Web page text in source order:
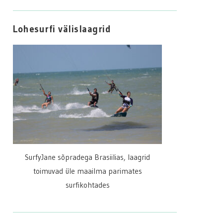
Lohesurfi välislaagrid
SurfyJane sõpradega Brasiilias, laagrid
toimuvad üle maailma parimates
surfikohtades